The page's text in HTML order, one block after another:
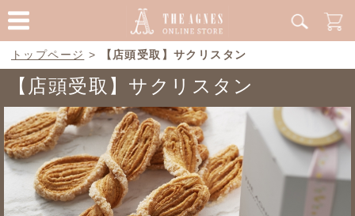
トップページ > 【店頭受取】サクリスタン
【店頭受取】サクリスタン